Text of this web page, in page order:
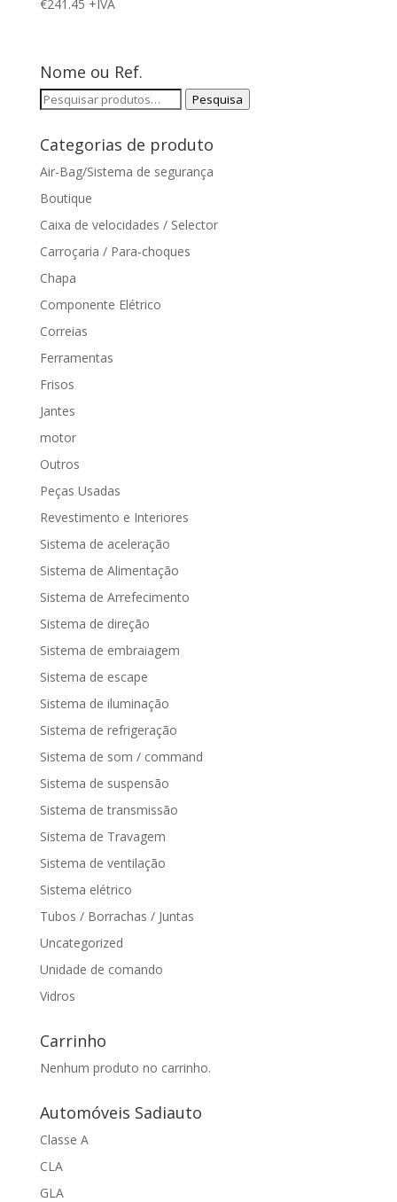
€241.45 +IVA
Nome ou Ref.
Pesquisar
Pesquisa
Categorias de produto
Air-Bag/Sistema de segurança
Boutique
Caixa de velocidades / Selector
Carroçaria / Para-choques
Chapa
Componente Elétrico
Correias
Ferramentas
Frisos
Jantes
motor
Outros
Peças Usadas
Revestimento e Interiores
Sistema de aceleração
Sistema de Alimentação
Sistema de Arrefecimento
Sistema de direção
Sistema de embraiagem
Sistema de escape
Sistema de iluminação
Sistema de refrigeração
Sistema de som / command
Sistema de suspensão
Sistema de transmissão
Sistema de Travagem
Sistema de ventilação
Sistema elétrico
Tubos / Borrachas / Juntas
Uncategorized
Unidade de comando
Vidros
Carrinho
Nenhum produto no carrinho.
Automóveis Sadiauto
Classe A
CLA
GLA